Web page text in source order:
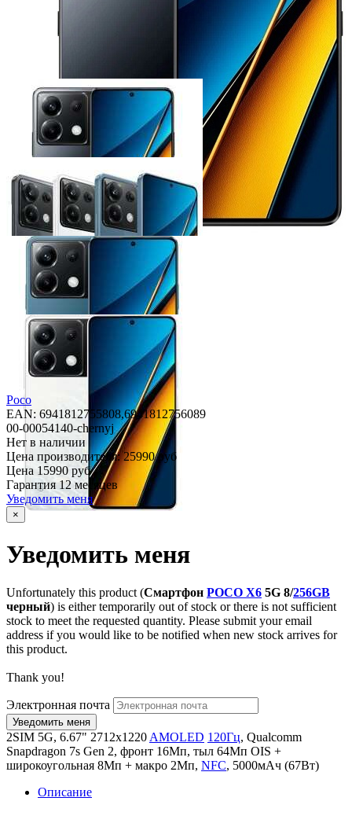
Poco
EAN: 6941812755808,6941812756089
00-00054140-chernyj
Нет в наличии
Цена производителя:25990 руб
Цена 15990 руб
Гарантия 12 месяцев
Уведомить меня
×
Уведомить меня
Unfortunately this product (Смартфон POCO X6 5G 8/256GB
черный) is either temporarily out of stock or there is not sufficient
stock to meet the requested quantity. Please submit your email
address if you would like to be notified when new stock arrives for
this product.
Thank you!
Электронная почта
2SIM 5G, 6.67" 2712x1220 AMOLED 120Гц, Qualcomm
Snapdragon 7s Gen 2, фронт 16Мп, тыл 64Мп OIS +
широкоугольная 8Мп + макро 2Мп, NFC, 5000мАч (67Вт)
Описание